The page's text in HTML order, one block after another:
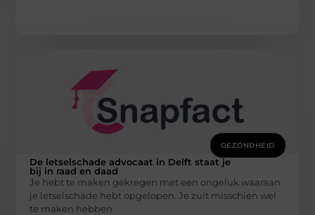
GEZONDHEID
De letselschade advocaat in Delft staat je
bij in raad en daad
Je hebt te maken gekregen met een ongeluk waaraan
je letselschade hebt opgelopen. Je zult misschien wel
te maken hebben